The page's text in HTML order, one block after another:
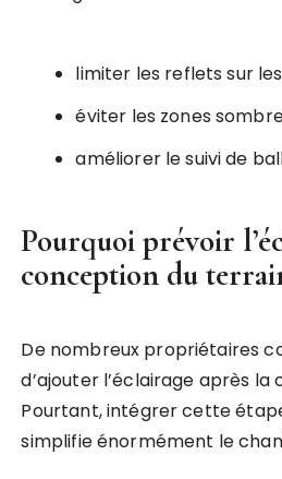
limiter les reflets sur
éviter les zones
améliorer le suivi de
Pourquoi prévoir
conception du
De nombreux propriétaires
d’ajouter l’éclairage après la
Pourtant, intégrer cette
simplifie énormément le